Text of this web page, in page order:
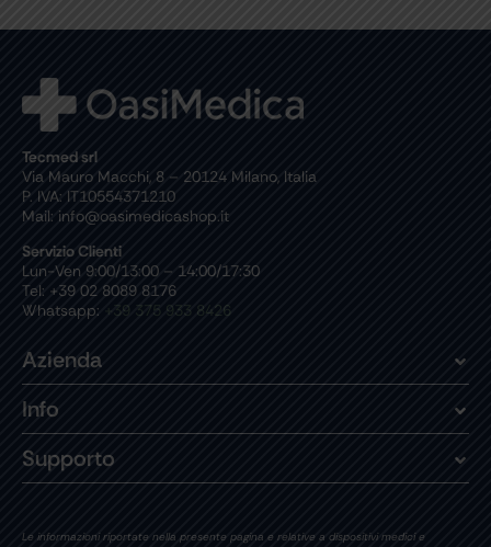
Tecmed srl
Via Mauro Macchi, 8 – 20124 Milano, Italia
P. IVA: IT10554371210
Mail: info@oasimedicashop.it
Servizio Clienti
Lun-Ven 9:00/13:00 – 14:00/17:30
Tel: +39 02 8089 8176
Whatsapp: +39 375 933 8426
Azienda
Info
Supporto
Le informazioni riportate nella presente pagina e relative a dispositivi medici e